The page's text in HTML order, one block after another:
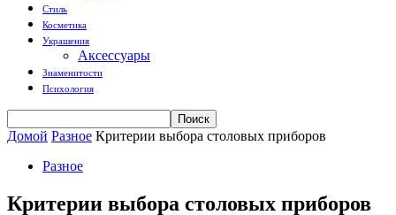
Стиль
Косметика
Украшения
Аксессуары
Знаменитости
Психология
Домой Разное Критерии выбора столовых приборов
Разное
Критерии выбора столовых приборов